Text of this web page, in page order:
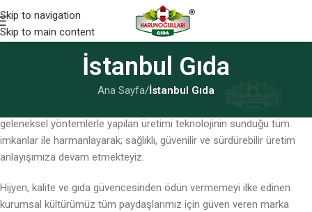
Skip to navigation
Skip to main content
İstanbul Gıda
Ana Sayfa/İstanbul Gıda
geleneksel yöntemlerle yapılan üretimi teknolojinin sunduğu tüm
imkanlar ile harmanlayarak; sağlıklı, güvenilir ve sürdürebilir üretim
anlayışımıza devam etmekteyiz.
Hijyen, kalite ve gıda güvencesinden ödün vermemeyi ilke edinen
kurumsal kültürümüz tüm paydaşlarımız için güven veren marka